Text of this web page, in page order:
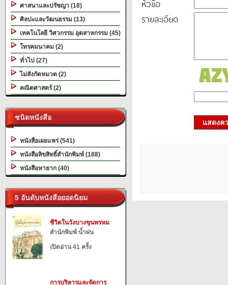
ศาสนาและปรัชญา (18)
ศิลปะและวัฒนธรรม (13)
เทคโนโลยี วิศวกรรม อุตสาหกรรม (45)
โทรคมนาคม (2)
ทั่วไป (27)
ไม่สังกัดหมวด (2)
คณิตศาสตร์ (2)
ชนิดหนังสือ
หนังสือเผยแพร่ (541)
หนังสือลิขสิทธิ์สำนักพิมพ์ (188)
หนังสือหายาก (40)
5 อันดับหนังสือยอดนิยม
ชีวิตในวังบางขุนพรหม
สำนักพิมพ์ น้ำฝน
เปิดอ่าน 41 ครั้ง
การบริหารและจัดการ
หัวข้อ
รายละเอียด
แสดงค